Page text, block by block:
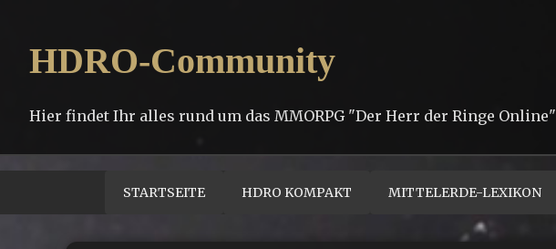
HDRO-Community
Hier findet Ihr alles rund um das MMORPG "Der Herr der Ringe Online"
STARTSEITE HDRO KOMPAKT MITTELERDE-LEXIKON